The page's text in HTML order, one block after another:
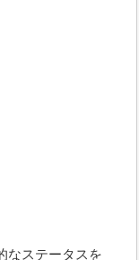
なステータスを